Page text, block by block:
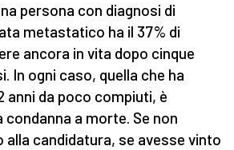
persona con diagnosi di
metastatico ha il 37% di
ancora in vita dopo cinque
In ogni caso, quella che ha
anni da poco compiuti, è
a morte. Se non
alla candidatura, se avesse vinto